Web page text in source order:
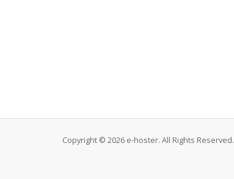
Copyright © 2026 e-hoster. All Rights Reserved.